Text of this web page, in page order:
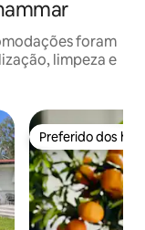
foram
limpeza e
Preferido dos
Preferido dos